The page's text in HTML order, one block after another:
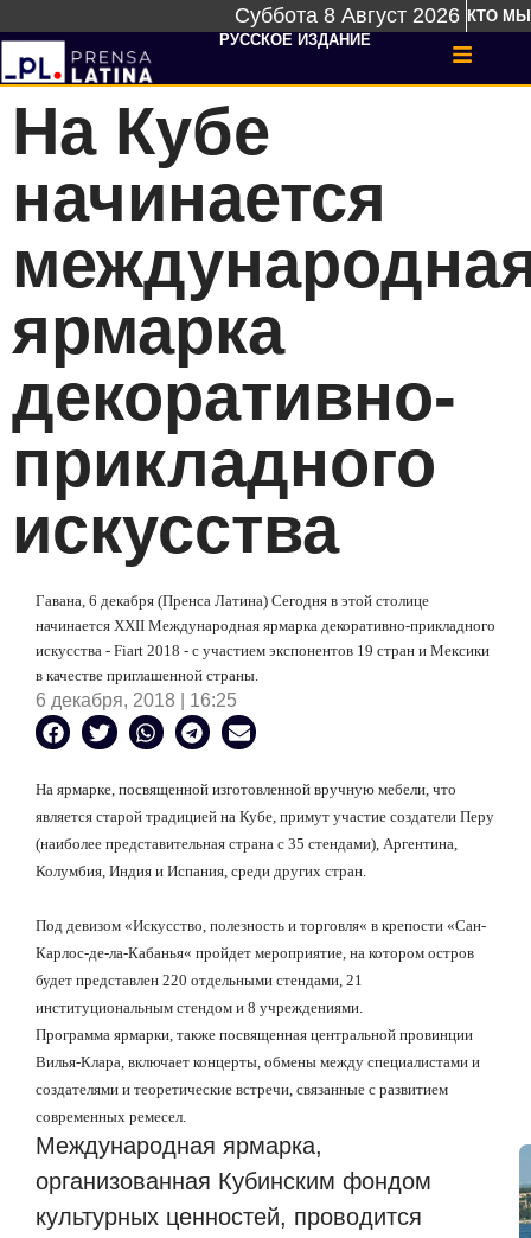
Суббота 8 Август 2026 КТО МЫ
РУССКОЕ ИЗДАНИЕ
На Кубе
начинается
ярмарка
декоративно-
прикладного
искусства
Гавана, 6 декабря (Пренса Латина) Сегодня в этой столице
начинается XXII Международная ярмарка декоративно-прикладного
искусства - Fiart 2018 - с участием экспонентов 19 стран и Мексики
в качестве приглашенной страны.
6 декабря, 2018 | 16:25
На ярмарке, посвященной изготовленной вручную мебели, что
является старой традицией на Кубе, примут участие создатели Перу
(наиболее представительная страна с 35 стендами), Аргентина,
Колумбия, Индия и Испания, среди других стран.
Под девизом «Искусство, полезность и торговля« в крепости «Сан-
Карлос-де-ла-Кабанья« пройдет мероприятие, на котором остров
будет представлен 220 отдельными стендами, 21
институциональным стендом и 8 учреждениями.
Программа ярмарки, также посвященная центральной провинции
Вилья-Клара, включает концерты, обмены между специалистами и
создателями и теоретические встречи, связанные с развитием
современных ремесел.
Международная ярмарка,
организованная Кубинским фондом
культурных ценностей, проводится